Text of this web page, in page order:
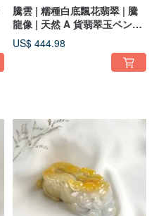
騰雲 | 糯種白底飄花翡翠 | 騰
龍像 | 天然 A 貨翡翠玉ペンダ
ント ネックレス
US$ 444.98